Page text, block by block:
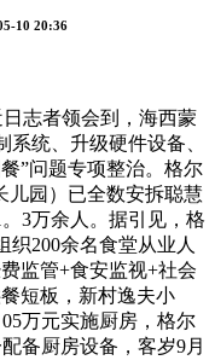
10 20:36
志者领会到，海西蒙
统、升级硬件设备、
”问题专项整治。格尔
儿园）已全数安拆聪慧
3万余人。据引见，格
200余名食堂从业人
监管+食安监视+社会
短板，新村逸夫小
万元实施厨房，格尔
备厨房设备，客岁9月